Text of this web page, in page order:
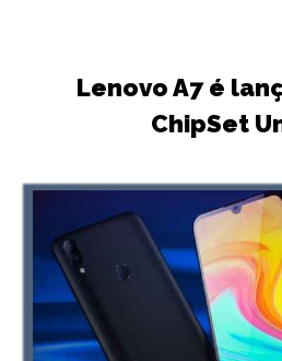
Lenovo A7 é
ChipSet